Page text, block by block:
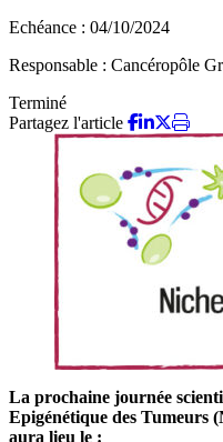
Echéance : 04/10/2024
Responsable : Cancéropôle
Terminé
Partagez l'article
La prochaine journée
Epigénétique des Tumeurs
aura lieu le :